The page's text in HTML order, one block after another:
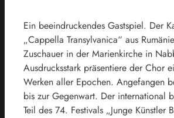
Ein beeindruckendes Gastspiel. Der
„Cappella Transylvanica“ aus
Zuschauer in der Marienkirche in
Ausdrucksstark präsentiere der Chor
Werken aller Epochen. Angefangen
bis zur Gegenwart. Der international
Teil des 74. Festivals „Junge Künstler